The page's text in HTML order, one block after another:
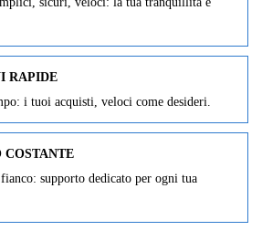
RAPIDE
i tuoi acquisti, veloci come desideri.
COSTANTE
supporto dedicato per ogni tua